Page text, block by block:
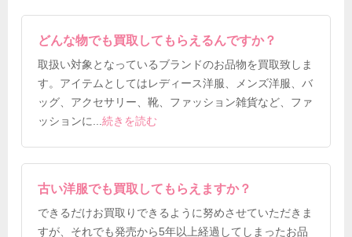
どんな物でも買取してもらえるんですか？
取扱い対象となっているブランドのお品物を買取致しま
す。アイテムとしてはレディース洋服、メンズ洋服、バ
ッグ、アクセサリー、靴、ファッション雑貨など、ファ
ッションに...続きを読む
古い洋服でも買取してもらえますか？
できるだけお買取りできるように努めさせていただきま
すが、それでも発売から5年以上経過してしまったお品